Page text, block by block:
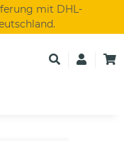
mit DHL-